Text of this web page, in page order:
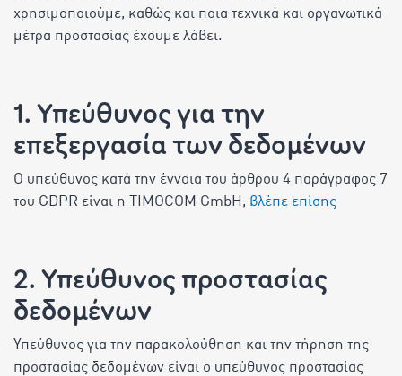
χρησιμοποιούμε, καθώς και ποια τεχνικά και οργανωτικά
μέτρα προστασίας έχουμε λάβει.
1. Υπεύθυνος για την
επεξεργασία των δεδομένων
Ο υπεύθυνος κατά την έννοια του άρθρου 4 παράγραφος 7
του GDPR είναι η TIMOCOM GmbH, βλέπε επίσης
2. Υπεύθυνος προστασίας
δεδομένων
Υπεύθυνος για την παρακολούθηση και την τήρηση της
προστασίας δεδομένων είναι ο υπεύθυνος προστασίας